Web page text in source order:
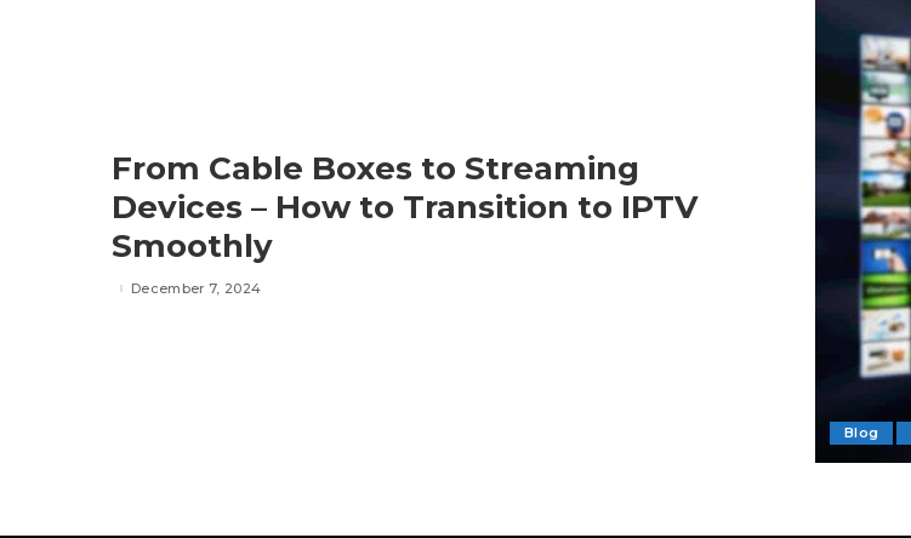
Blog
From Cable Boxes to Streaming
Devices – How to Transition to IPTV
Smoothly
December 7, 2024